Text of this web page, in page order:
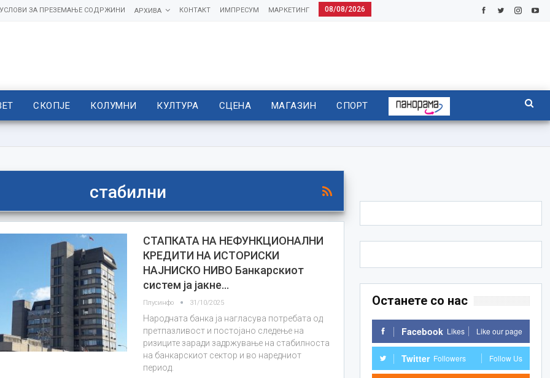
08/08/2026
МАРКЕТИНГ
ИМПРЕСУМ
КОНТАКТ
АРХИВА
УСЛОВИ ЗА ПРЕЗЕМАЊЕ СОДРЖИНИ
СКОПЈЕ КОЛУМНИ КУЛТУРА СЦЕНА МАГАЗИН СПОРТ
стабилни
СТАПКАТА НА НЕФУНКЦИОНАЛНИ
КРЕДИТИ НА ИСТОРИСКИ
НАЈНИСКО НИВО Банкарскиот
систем ја јакне…
Плусинфо 31/10/2025
Народната банка ја нагласува потребата од
претпазливост и постојано следење на
ризиците заради задржување на стабилноста
на банкарскиот сектор и во наредниот
период.
Останете со нас
Facebook Likes Like our page
Twitter Followers Follow Us